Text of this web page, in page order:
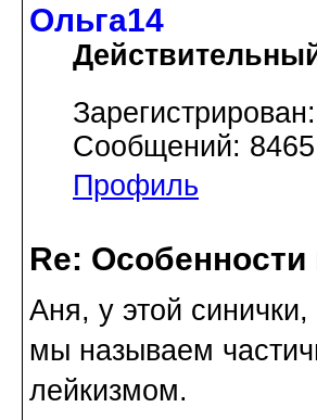
Ольга14
Сообщений: 8465
Профиль
Re:
Аня, у этой
мы называем
лейкизмом.